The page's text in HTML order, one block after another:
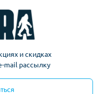
и скидках
mail рассылку